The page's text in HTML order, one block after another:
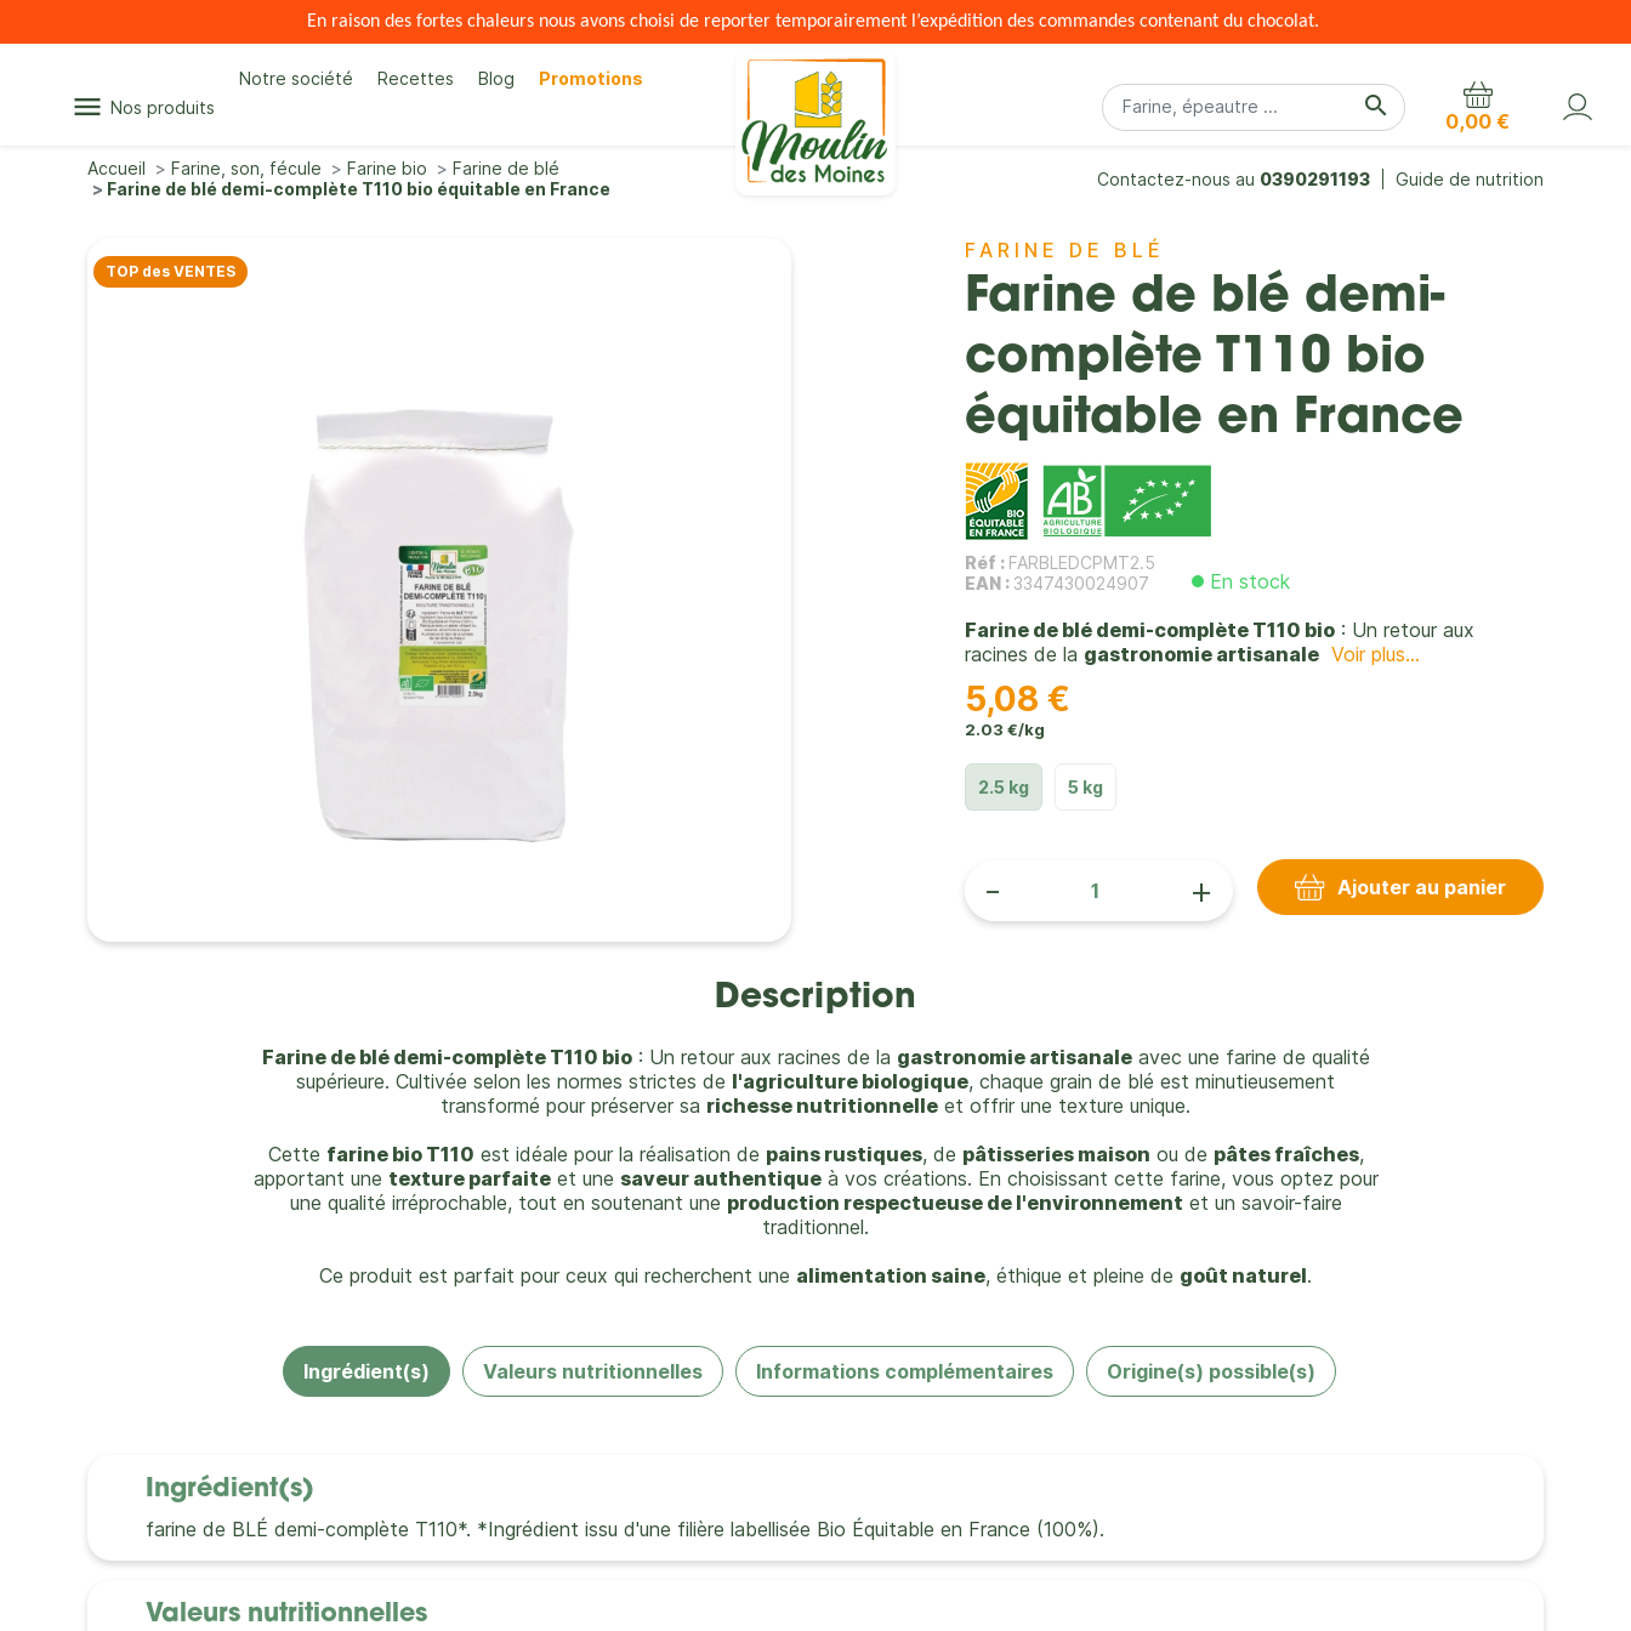
En raison des fortes chaleurs nous avons choisi de reporter temporairement l’expédition des commandes contenant du chocolat.
menu Nos produits
Notre société Recettes Blog Promotions
search
0,00 €
Accueil Farine, son, fécule Farine bio
Farine de blé
Farine de blé demi-complète T110 bio équitable en France
Contactez-nous au 0390291193 Guide de nutrition
TOP des VENTES
FARINE DE BLÉ
Farine de blé demi-
complète T110 bio
équitable en France
Réf : FARBLEDCPMT2.5
EAN : 3347430024907
En stock
Farine de blé demi-complète T110 bio : Un retour aux
racines de la gastronomie artisanale Voir plus...
5,08 €
2.03 €/kg
2.5 kg 5 kg
- + Ajouter au panier
Description
Farine de blé demi-complète T110 bio: Un retour aux racines de la gastronomie artisanaleavec une farine de qualité
supérieure. Cultivée selon les normes strictes de l'agriculture biologique, chaque grain de blé est minutieusement
transformé pour préserver sa richesse nutritionnelle et offrir une texture unique.
Cette farine bio T110 est idéale pour la réalisation de pains rustiques, de pâtisseries maison ou de pâtes fraîches,
apportant une texture parfaiteet une saveur authentiqueà vos créations. En choisissant cette farine, vous optez pour
une qualité irréprochable, tout en soutenant une production respectueuse de l'environnement et un savoir-faire
traditionnel.
Ce produit est parfait pour ceux qui recherchent une alimentation saine, éthique et pleine de goût naturel.
Ingrédient(s) Valeurs nutritionnelles Informations complémentaires Origine(s) possible(s)
Ingrédient(s)
farine de BLÉ demi-complète T110*. *Ingrédient issu d'une filière labellisée Bio Équitable en France (100%).
Valeurs nutritionnelles